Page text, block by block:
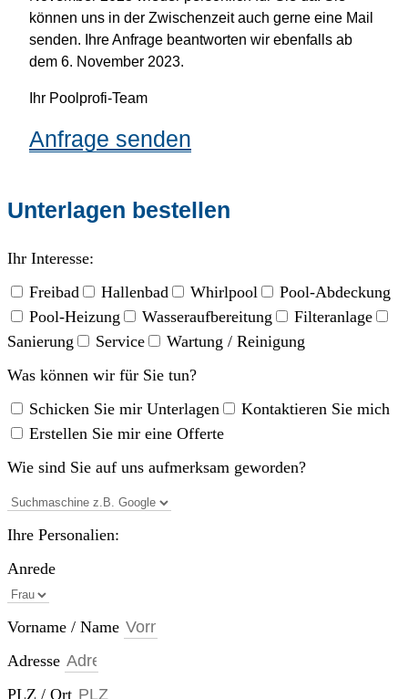
können uns in der Zwischenzeit auch gerne eine Mail
senden. Ihre Anfrage beantworten wir ebenfalls ab
dem 6. November 2023.
Ihr Poolprofi-Team
Anfrage senden
Unterlagen bestellen
Ihr Interesse:
Freibad
Hallenbad Whirlpool
Pool-Abdeckung
Pool-Heizung
Wasseraufbereitung
Filteranlage
Sanierung
Service
Wartung / Reinigung
Was können wir für Sie tun?
Schicken Sie mir Unterlagen
Kontaktieren Sie mich
Erstellen Sie mir eine Offerte
Wie sind Sie auf uns aufmerksam geworden?
Ihre Personalien:
Anrede
Vorname / Name
Adresse
PLZ / Ort